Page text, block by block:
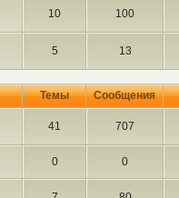
10 100
5 13
Темы Сообщения
41 707
0 0